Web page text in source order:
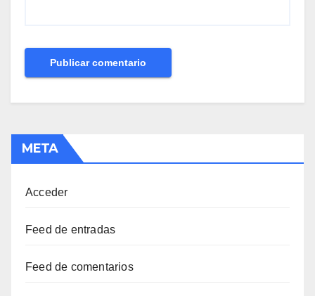
META
Acceder
Feed de entradas
Feed de comentarios